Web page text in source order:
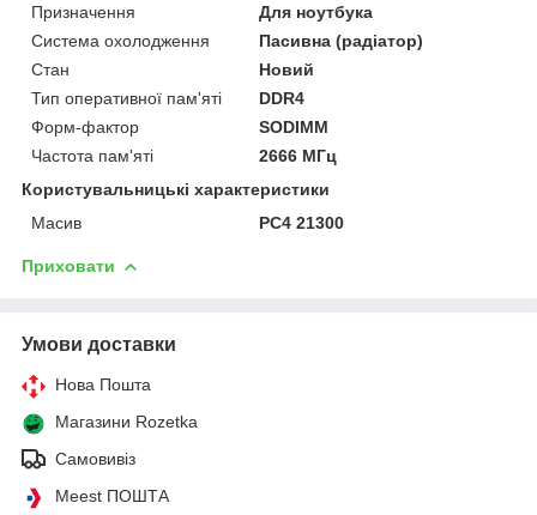
Призначення
Для ноутбука
Система охолодження
Пасивна (радіатор)
Стан
Новий
Тип оперативної пам'яті
DDR4
Форм-фактор
SODIMM
Частота пам'яті
2666 МГц
Користувальницькі характеристики
Масив
PC4 21300
Приховати
Умови доставки
Нова Пошта
Магазини Rozetka
Самовивіз
Meest ПОШТА